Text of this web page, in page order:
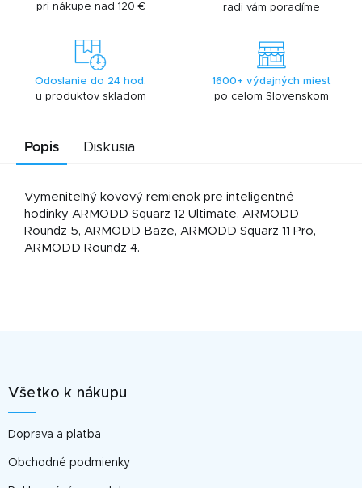
pri nákupe nad 120 €
radi vám poradíme
Odoslanie do 24 hod.
u produktov skladom
1600+ výdajných miest
po celom Slovenskom
Popis Diskusia
Vymeniteľný kovový remienok pre inteligentné
hodinky ARMODD Squarz 12 Ultimate, ARMODD
Roundz 5, ARMODD Baze, ARMODD Squarz 11 Pro,
ARMODD Roundz 4.
e
Všetko k nákupu
Doprava a platba
Obchodné podmienky